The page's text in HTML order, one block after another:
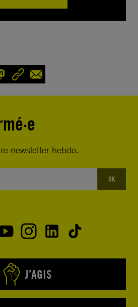
newsletter hebdo.
OK
J’AGIS